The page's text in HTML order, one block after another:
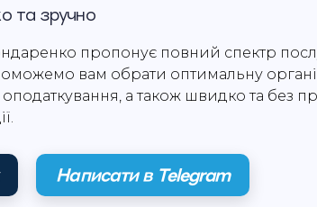
та зручно
пропонує повний спектр
вам обрати оптимальну
а також швидко та без
Написати в Telegram